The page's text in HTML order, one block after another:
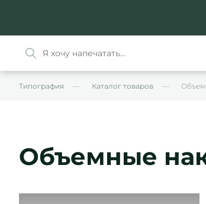
Типография Каталог товаров
Объемные